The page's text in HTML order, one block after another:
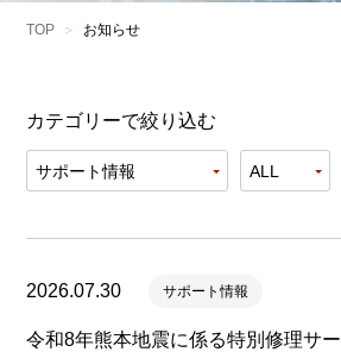
TOP お知らせ
カテゴリーで絞り込む
2026.07.30 サポート情報
令和8年熊本地震に係る特別修理サ